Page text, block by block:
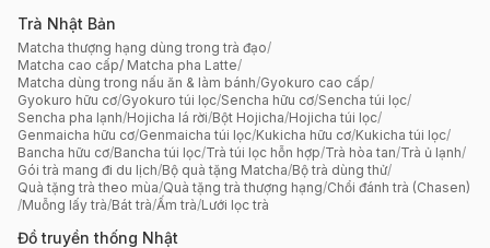
Trà Nhật Bản
Matcha thượng hạng dùng trong trà đạo/
Matcha cao cấp/ Matcha pha Latte/
Matcha dùng trong nấu ăn & làm bánh/Gyokuro cao cấp/
Gyokuro hữu cơ/Gyokuro túi lọc/Sencha hữu cơ/Sencha túi lọc/
Sencha pha lạnh/Hojicha lá rời/Bột Hojicha/Hojicha túi lọc/
Genmaicha hữu cơ/Genmaicha túi lọc/Kukicha hữu cơ/Kukicha túi lọc/
Bancha hữu cơ/Bancha túi lọc/Trà túi lọc hỗn hợp/Trà hòa tan/Trà ủ lạnh/
Gói trà mang đi du lịch/Bộ quà tặng Matcha/Bộ trà dùng thử/
Quà tặng trà theo mùa/Quà tặng trà thượng hạng/Chổi đánh trà (Chasen)
/Muỗng lấy trà/Bát trà/Ấm trà/Lưới lọc trà
Đồ truyền thống Nhật